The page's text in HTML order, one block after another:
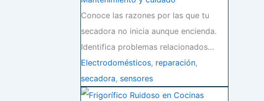
Conoce las razones por las que tu
secadora no inicia aunque encienda.
Identifica problemas relacionados…
Electrodomésticos, reparación,
secadora, sensores